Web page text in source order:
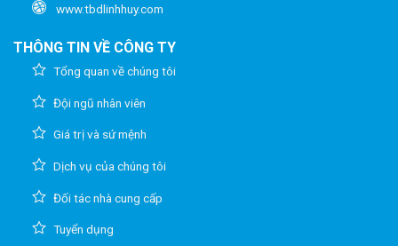
www.tbdlinhhuy.com
THÔNG TIN VỀ CÔNG TY
Tổng quan về chúng tôi
Đội ngũ nhân viên
Giá trị và sứ mệnh
Dịch vụ của chúng tôi
Đối tác nhà cung cấp
Tuyển dụng